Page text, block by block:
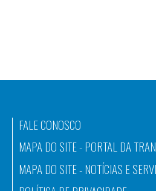
FALE CONOSCO
MAPA DO SITE - PORTAL DA
MAPA DO SITE - NOTÍCIAS E